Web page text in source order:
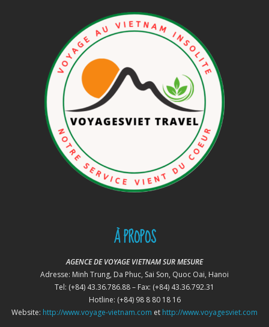
À PROPOS
AGENCE DE VOYAGE VIETNAM SUR MESURE
Adresse: Minh Trung, Da Phuc, Sai Son, Quoc Oai, Hanoi
Tel: (+84) 43.36.786.88 – Fax: (+84) 43.36.792.31
Hotline: (+84) 98 8 80 18 16
Website: http://www.voyage-vietnam.com et http://www.voyagesviet.com